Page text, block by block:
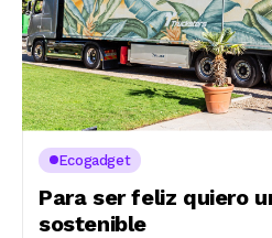
Ecogadget
Para ser feliz quiero
sostenible